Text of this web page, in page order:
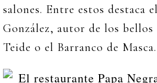
salones. Entre estos
González, autor de los bellos
Teide o el Barranco de Masca.